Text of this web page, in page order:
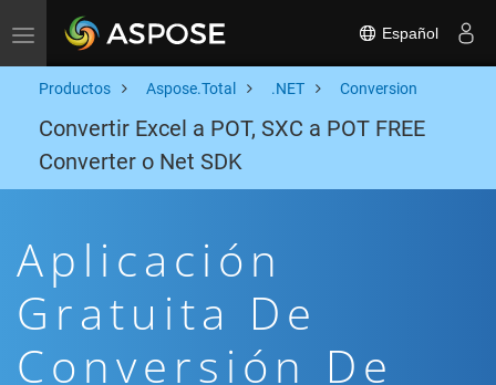
Toggle navigation Español
Productos Aspose.Total .NET Conversion
Convertir Excel a POT, SXC a POT FREE
Converter o Net SDK
Aplicación
Gratuita De
Conversión De